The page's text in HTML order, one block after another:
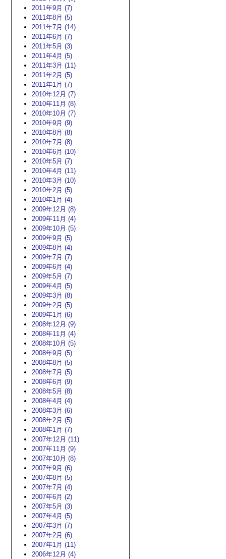
2011年9月 (7)
2011年8月 (5)
2011年7月 (14)
2011年6月 (7)
2011年5月 (3)
2011年4月 (5)
2011年3月 (11)
2011年2月 (5)
2011年1月 (7)
2010年12月 (7)
2010年11月 (8)
2010年10月 (7)
2010年9月 (9)
2010年8月 (8)
2010年7月 (8)
2010年6月 (10)
2010年5月 (7)
2010年4月 (11)
2010年3月 (10)
2010年2月 (5)
2010年1月 (4)
2009年12月 (8)
2009年11月 (4)
2009年10月 (5)
2009年9月 (5)
2009年8月 (4)
2009年7月 (7)
2009年6月 (4)
2009年5月 (7)
2009年4月 (5)
2009年3月 (8)
2009年2月 (5)
2009年1月 (6)
2008年12月 (9)
2008年11月 (4)
2008年10月 (5)
2008年9月 (5)
2008年8月 (5)
2008年7月 (5)
2008年6月 (9)
2008年5月 (8)
2008年4月 (4)
2008年3月 (6)
2008年2月 (5)
2008年1月 (7)
2007年12月 (11)
2007年11月 (9)
2007年10月 (8)
2007年9月 (6)
2007年8月 (5)
2007年7月 (4)
2007年6月 (2)
2007年5月 (3)
2007年4月 (5)
2007年3月 (7)
2007年2月 (6)
2007年1月 (11)
2006年12月 (4)